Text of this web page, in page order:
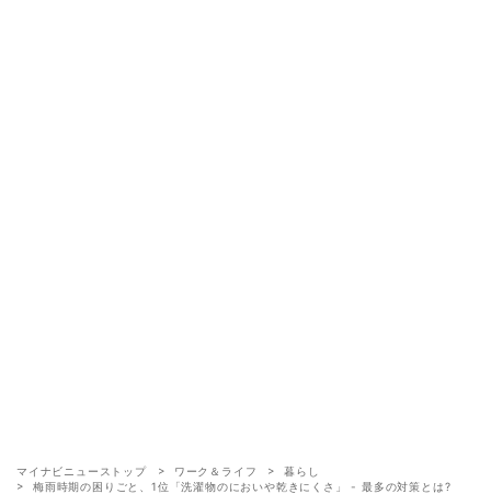
マイナビニューストップ ワーク＆ライフ
暮らし
梅雨時期の困りごと、1位「洗濯物のにおいや乾きにくさ」 - 最多の対策とは?